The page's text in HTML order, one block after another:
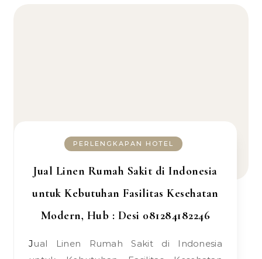
PERLENGKAPAN HOTEL
Jual Linen Rumah Sakit di Indonesia
untuk Kebutuhan Fasilitas Kesehatan
Modern, Hub : Desi 081284182246
Jual Linen Rumah Sakit di Indonesia